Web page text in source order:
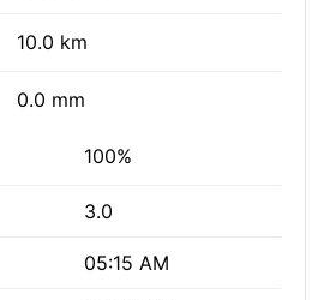
10.0 km
0.0 mm
100%
3.0
05:15 AM